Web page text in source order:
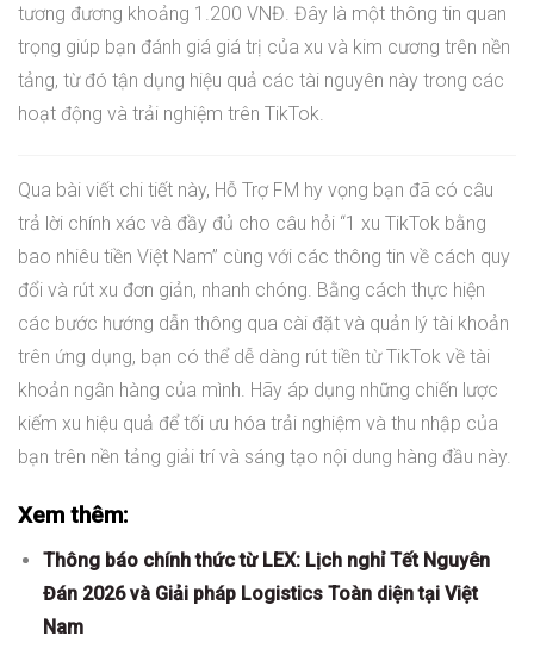
tương đương khoảng 1.200 VNĐ. Đây là một thông tin quan
trọng giúp bạn đánh giá giá trị của xu và kim cương trên nền
tảng, từ đó tận dụng hiệu quả các tài nguyên này trong các
hoạt động và trải nghiệm trên TikTok.
Qua bài viết chi tiết này, Hỗ Trợ FM hy vọng bạn đã có câu
trả lời chính xác và đầy đủ cho câu hỏi “1 xu TikTok bằng
bao nhiêu tiền Việt Nam” cùng với các thông tin về cách quy
đổi và rút xu đơn giản, nhanh chóng. Bằng cách thực hiện
các bước hướng dẫn thông qua cài đặt và quản lý tài khoản
trên ứng dụng, bạn có thể dễ dàng rút tiền từ TikTok về tài
khoản ngân hàng của mình. Hãy áp dụng những chiến lược
kiếm xu hiệu quả để tối ưu hóa trải nghiệm và thu nhập của
bạn trên nền tảng giải trí và sáng tạo nội dung hàng đầu này.
Xem thêm:
Thông báo chính thức từ LEX: Lịch nghỉ Tết Nguyên
Đán 2026 và Giải pháp Logistics Toàn diện tại Việt
Nam